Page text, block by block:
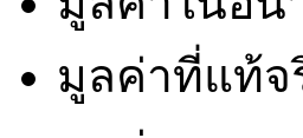
มูลค่าที่แท้จ